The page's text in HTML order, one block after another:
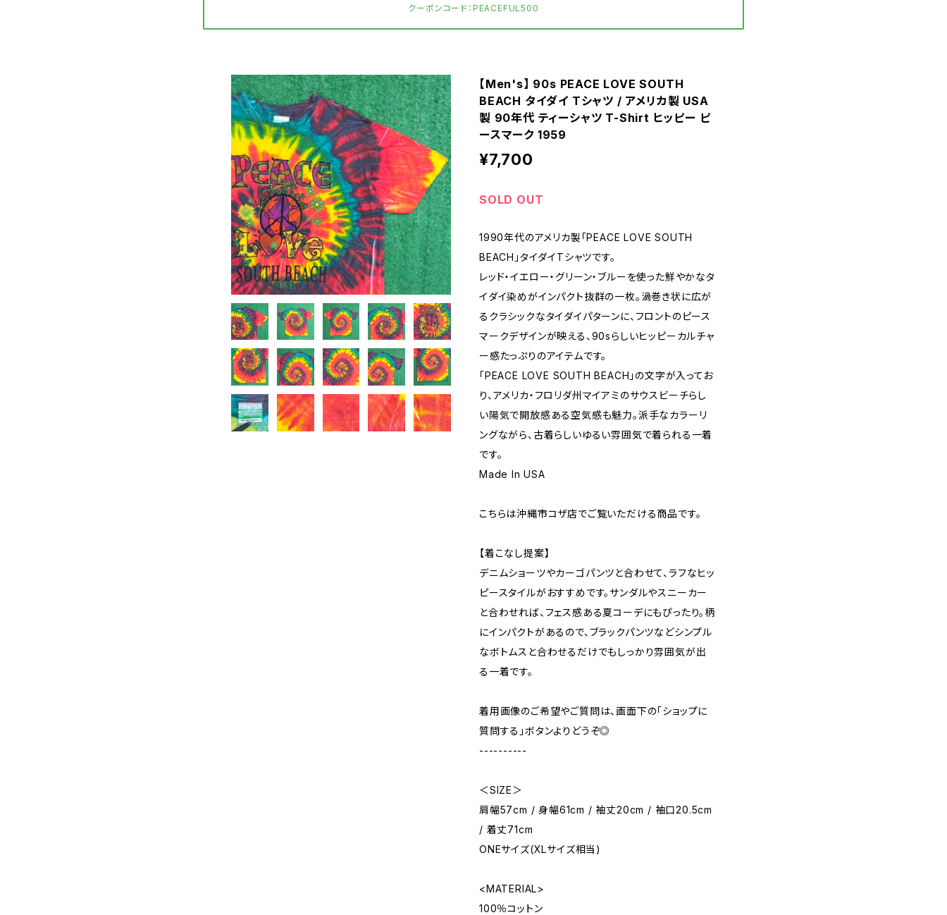
クーポンコード：PEACEFUL500
【Men's】 90s PEACE LOVE SOUTH
BEACH タイダイ Tシャツ / アメリカ製 USA
製 90年代 ティーシャツ T-Shirt ヒッピー ピ
ースマーク 1959
¥7,700
SOLD OUT
1990年代のアメリカ製「PEACE LOVE SOUTH
BEACH」タイダイTシャツです。
レッド・イエロー・グリーン・ブルーを使った鮮やかなタ
イダイ染めがインパクト抜群の一枚。渦巻き状に広が
るクラシックなタイダイパターンに、フロントのピース
マークデザインが映える、90sらしいヒッピーカルチャ
ー感たっぷりのアイテムです。
「PEACE LOVE SOUTH BEACH」の文字が入ってお
り、アメリカ・フロリダ州マイアミのサウスビーチらし
い陽気で開放感ある空気感も魅力。派手なカラーリ
ングながら、古着らしいゆるい雰囲気で着られる一着
です。
Made In USA
こちらは沖縄市コザ店でご覧いただける商品です。
【着こなし提案】
デニムショーツやカーゴパンツと合わせて、ラフなヒッ
ピースタイルがおすすめです。サンダルやスニーカー
と合わせれば、フェス感ある夏コーデにもぴったり。柄
にインパクトがあるので、ブラックパンツなどシンプル
なボトムスと合わせるだけでもしっかり雰囲気が出
る一着です。
着用画像のご希望やご質問は、画面下の「ショップに
質問する」ボタンよりどうぞ◎
----------
＜SIZE＞
肩幅57cm / 身幅61cm / 袖丈20cm / 袖口20.5cm
/ 着丈71cm
ONEサイズ(XLサイズ相当)
<MATERIAL>
100％コットン